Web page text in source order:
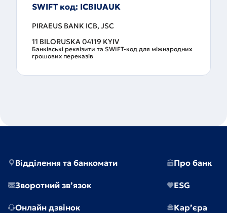
SWIFT код: ICBIUAUK
PIRAEUS BANK ICB, JSC
11 BILORUSKA 04119 KYIV
Банківські реквізити та SWIFT-код для міжнародних
грошових переказів
Відділення та банкомати
Зворотний зв’язок
Онлайн дзвінок
Про банк
ESG
Кар’єра